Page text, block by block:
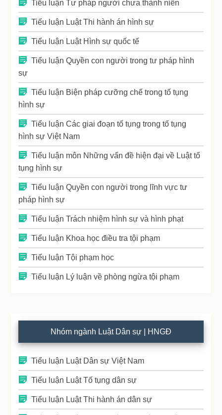
Tiểu luận Tư pháp người chưa thành niên
Tiểu luận Luật Thi hành án hình sự
Tiểu luận Luật Hình sự quốc tế
Tiểu luận Quyền con người trong tư pháp hình
sự
Tiểu luận Biện pháp cưỡng chế trong tố tụng
hình sự
Tiểu luận Các giai đoạn tố tụng trong tố tụng
hình sự Việt Nam
Tiểu luận môn Những vấn đề hiện đại về Luật tố
tụng hình sự
Tiểu luận Quyền con người trong lĩnh vực tư
pháp hình sự
Tiểu luận Trách nhiệm hình sự và hình phạt
Tiểu luận Khoa học điều tra tội phạm
Tiểu luận Tội phạm học
Tiểu luận Lý luận về phòng ngừa tội phạm
Nhóm ngành Luật Dân sự | HNGĐ
Tiểu luận Luật Dân sự Việt Nam
Tiểu luận Luật Tố tụng dân sự
Tiểu luận Luật Thi hành án dân sự